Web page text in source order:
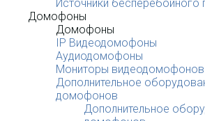
Источники бесперебойного
Домофоны
Домофоны
IP Видеодомофоны
Аудиодомофоны
Мониторы видеодомофонов
Дополнительное
домофонов
Дополнительное